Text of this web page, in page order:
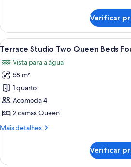
Beds
Studio
Two
Queen
Verificar
Carrega
todas
as
fotos
de
Terrace
Studio
Queen
6
Terrace Studio Two Queen Beds
Vista para a água
58 m²
1 quarto
Acomoda 4
2 camas Queen
Mais detalhes
Mais
Studio
Verificar